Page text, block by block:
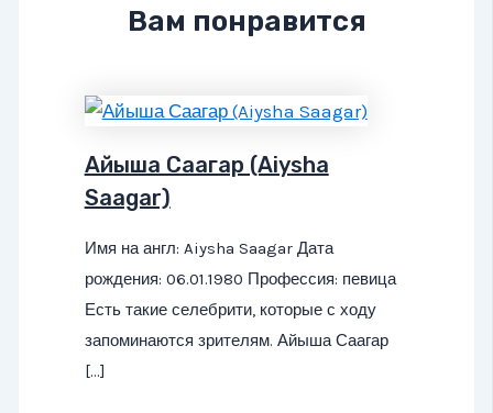
Вам понравится
Айыша Саагар (Aiysha
Saagar)
Имя на англ: Aiysha Saagar Дата
рождения: 06.01.1980 Профессия: певица
Есть такие селебрити, которые с ходу
запоминаются зрителям. Айыша Саагар
[…]